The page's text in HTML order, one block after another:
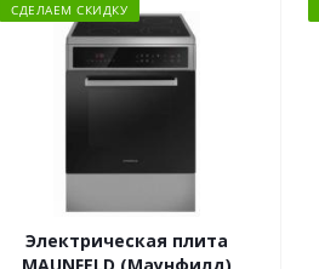
СДЕЛАЕМ СКИДКУ
Электрическая плита